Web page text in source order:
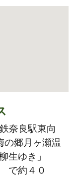
奈良駅東向
郷月ヶ瀬温
ゆき」
で約４０